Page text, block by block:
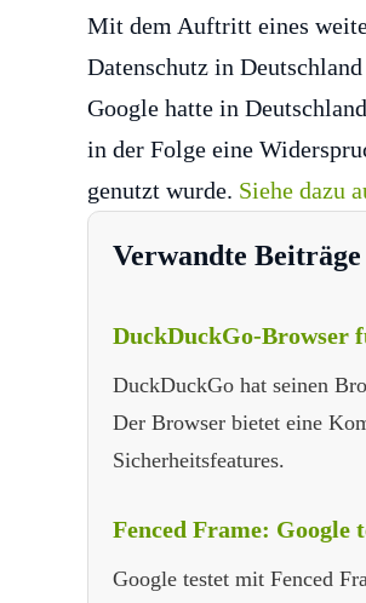
Mit dem Auftritt eines
Datenschutz in
Google hatte in
in der Folge eine
genutzt wurde. Siehe dazu
Verwandte Beiträge
DuckDuckGo-Browser
DuckDuckGo hat seinen
Der Browser bietet eine
Sicherheitsfeatures.
Fenced Frame: Google
Google testet mit Fenced